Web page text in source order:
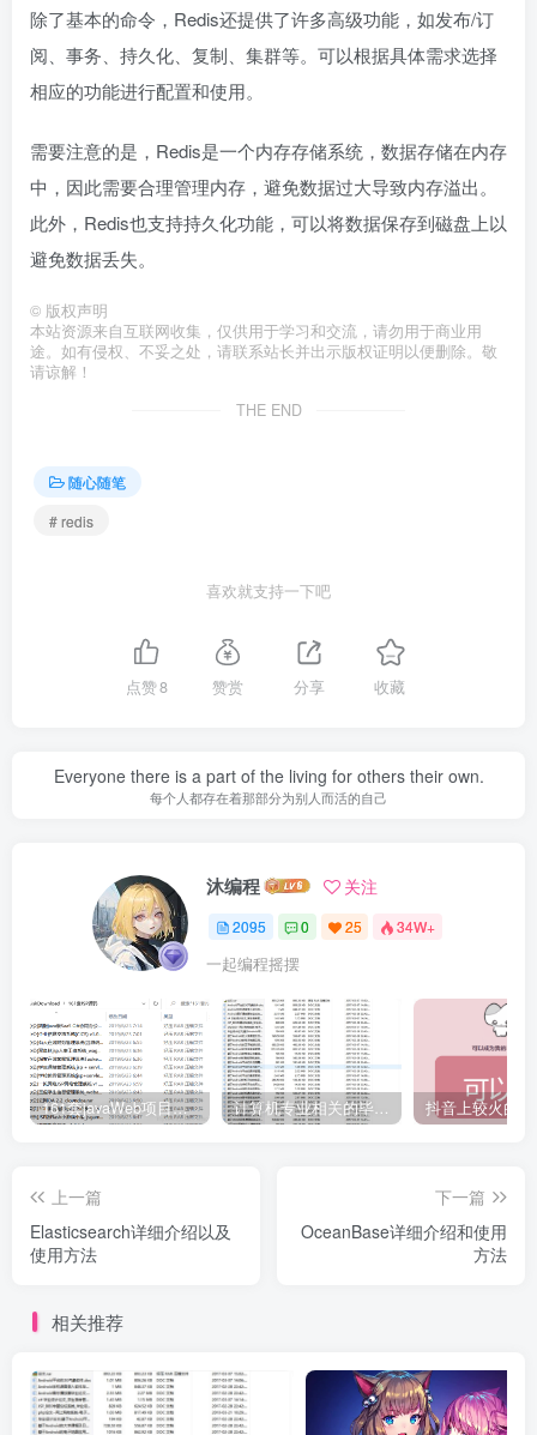
除了基本的命令，Redis还提供了许多高级功能，如发布/订
阅、事务、持久化、复制、集群等。可以根据具体需求选择
相应的功能进行配置和使用。
需要注意的是，Redis是一个内存存储系统，数据存储在内存
中，因此需要合理管理内存，避免数据过大导致内存溢出。
此外，Redis也支持持久化功能，可以将数据保存到磁盘上以
避免数据丢失。
© 版权声明
本站资源来自互联网收集，仅供用于学习和交流，请勿用于商业用
途。如有侵权、不妥之处，请联系站长并出示版权证明以便删除。敬
请谅解！
THE END
随心随笔
# redis
喜欢就支持一下吧
点赞8 赞赏 分享 收藏
Everyone there is a part of the living for others their own.
每个人都存在着那部分为别人而活的自己
沐编程 关注
2095 0 25 34W+
一起编程摇摆
161套javaWeb项目源码免费分享 计算机专业相关的毕业设计论文合集免费下载
上一篇
Elasticsearch详细介绍以及
使用方法
下一篇
OceanBase详细介绍和使用
方法
相关推荐